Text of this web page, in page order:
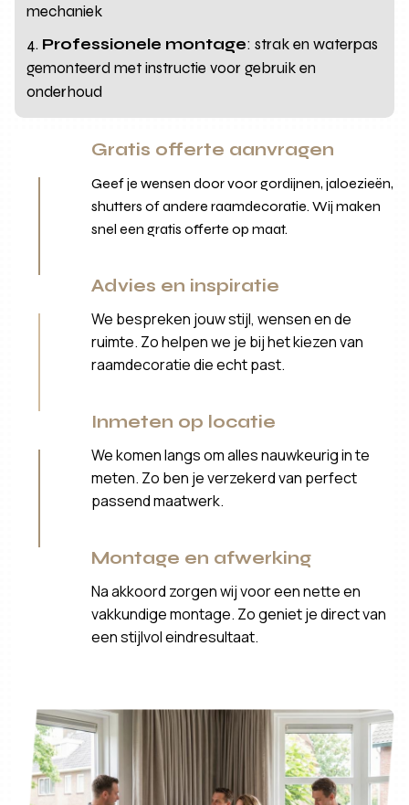
mechaniek
Professionele montage: strak en waterpas
gemonteerd met instructie voor gebruik en
onderhoud
Gratis offerte aanvragen
Geef je wensen door voor gordijnen, jaloezieën,
shutters of andere raamdecoratie. Wij maken
snel een gratis offerte op maat.
Advies en inspiratie
We bespreken jouw stijl, wensen en de
ruimte. Zo helpen we je bij het kiezen van
raamdecoratie die echt past.
Inmeten op locatie
We komen langs om alles nauwkeurig in te
meten. Zo ben je verzekerd van perfect
passend maatwerk.
Montage en afwerking
Na akkoord zorgen wij voor een nette en
vakkundige montage. Zo geniet je direct van
een stijlvol eindresultaat.